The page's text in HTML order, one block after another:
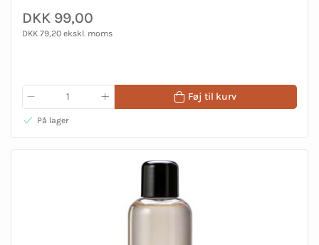
DKK 99,00
DKK 79,20 ekskl. moms
Føj til kurv
På lager